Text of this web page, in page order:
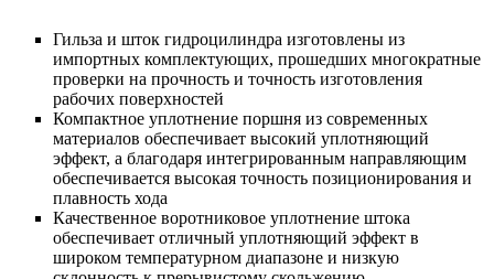
Гильза и шток гидроцилиндра изготовлены из
импортных комплектующих, прошедших многократные
проверки на прочность и точность изготовления
рабочих поверхностей
Компактное уплотнение поршня из современных
материалов обеспечивает высокий уплотняющий
эффект, а благодаря интегрированным направляющим
обеспечивается высокая точность позиционирования и
плавность хода
Качественное воротниковое уплотнение штока
обеспечивает отличный уплотняющий эффект в
широком температурном диапазоне и низкую